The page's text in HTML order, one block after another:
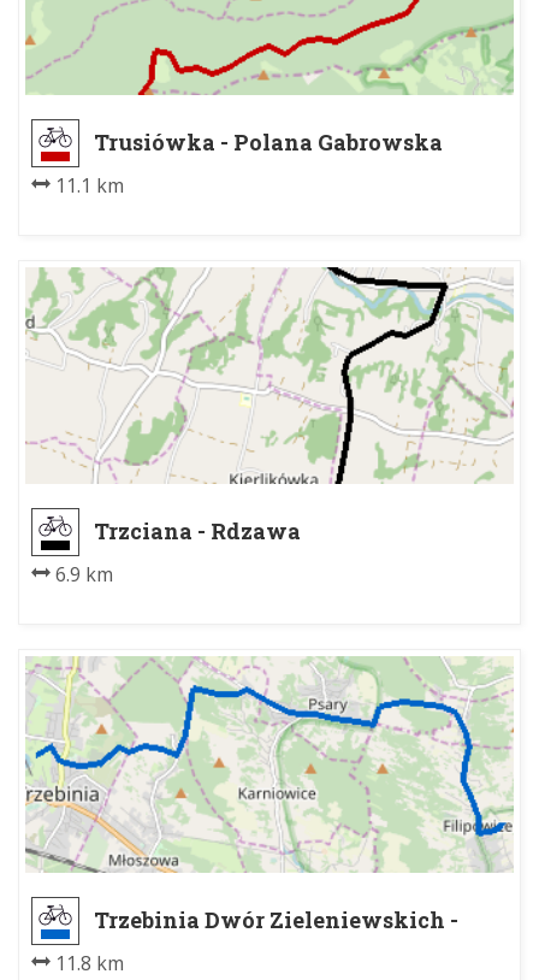
Trusiówka - Polana Gabrowska
11.1 km
Trzciana - Rdzawa
6.9 km
Trzebinia Dwór Zieleniewskich -
11.8 km